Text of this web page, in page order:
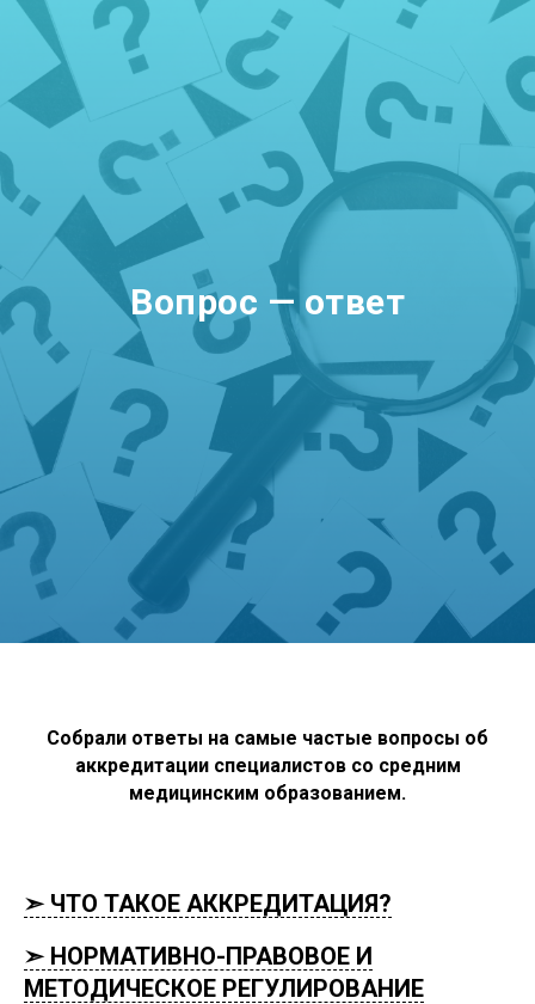
Вопрос — ответ
Собрали ответы на самые частые вопросы об
аккредитации специалистов со средним
медицинским образованием.
➣ ЧТО ТАКОЕ АККРЕДИТАЦИЯ?
➣ НОРМАТИВНО-ПРАВОВОЕ И
МЕТОДИЧЕСКОЕ РЕГУЛИРОВАНИЕ